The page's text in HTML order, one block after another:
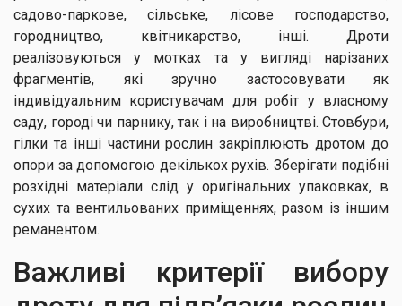
садово-паркове, сільське, лісове господарство,
городництво, квітникарство, інші. Дроти
реалізовуються у мотках та у вигляді нарізаних
фрагментів, які зручно застосовувати як
індивідуальним користувачам для робіт у власному
саду, городі чи парнику, так і на виробництві. Стовбури,
гілки та інші частини рослин закріплюють дротом до
опори за допомогою декількох рухів. Зберігати подібні
розхідні матеріали слід у оригінальних упаковках, в
сухих та вентильованих приміщеннях, разом із іншим
реманентом.
Важливі критерії вибору